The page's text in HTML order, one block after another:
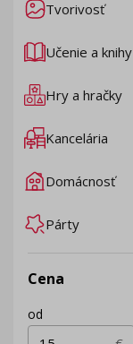
Tvorivosť
Učenie a knihy
Hry a hračky
Kancelária
Domácnosť
Párty
Cena
od